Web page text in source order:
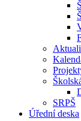
SRPŠ
Úřední deska